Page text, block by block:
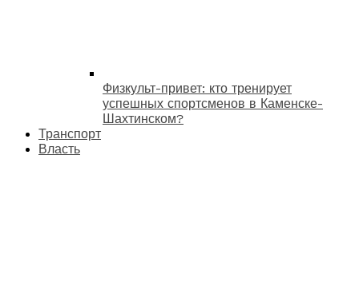
Физкульт-привет: кто тренирует
успешных спортсменов в Каменске-
Шахтинском?
Транспорт
Власть